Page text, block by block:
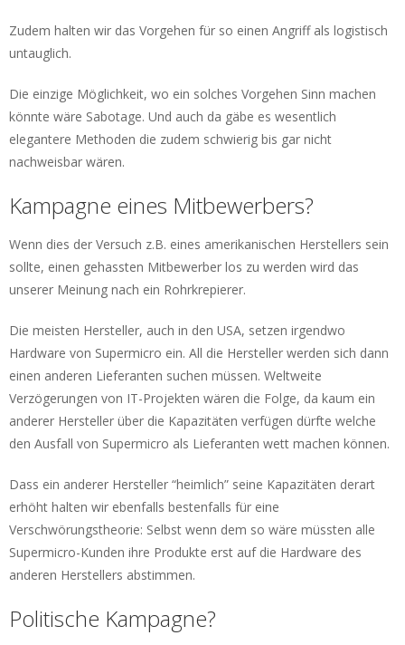
Zudem halten wir das Vorgehen für so einen Angriff als logistisch
untauglich.
Die einzige Möglichkeit, wo ein solches Vorgehen Sinn machen
könnte wäre Sabotage. Und auch da gäbe es wesentlich
elegantere Methoden die zudem schwierig bis gar nicht
nachweisbar wären.
Kampagne eines Mitbewerbers?
Wenn dies der Versuch z.B. eines amerikanischen Herstellers sein
sollte, einen gehassten Mitbewerber los zu werden wird das
unserer Meinung nach ein Rohrkrepierer.
Die meisten Hersteller, auch in den USA, setzen irgendwo
Hardware von Supermicro ein. All die Hersteller werden sich dann
einen anderen Lieferanten suchen müssen. Weltweite
Verzögerungen von IT-Projekten wären die Folge, da kaum ein
anderer Hersteller über die Kapazitäten verfügen dürfte welche
den Ausfall von Supermicro als Lieferanten wett machen können.
Dass ein anderer Hersteller “heimlich” seine Kapazitäten derart
erhöht halten wir ebenfalls bestenfalls für eine
Verschwörungstheorie: Selbst wenn dem so wäre müssten alle
Supermicro-Kunden ihre Produkte erst auf die Hardware des
anderen Herstellers abstimmen.
Politische Kampagne?